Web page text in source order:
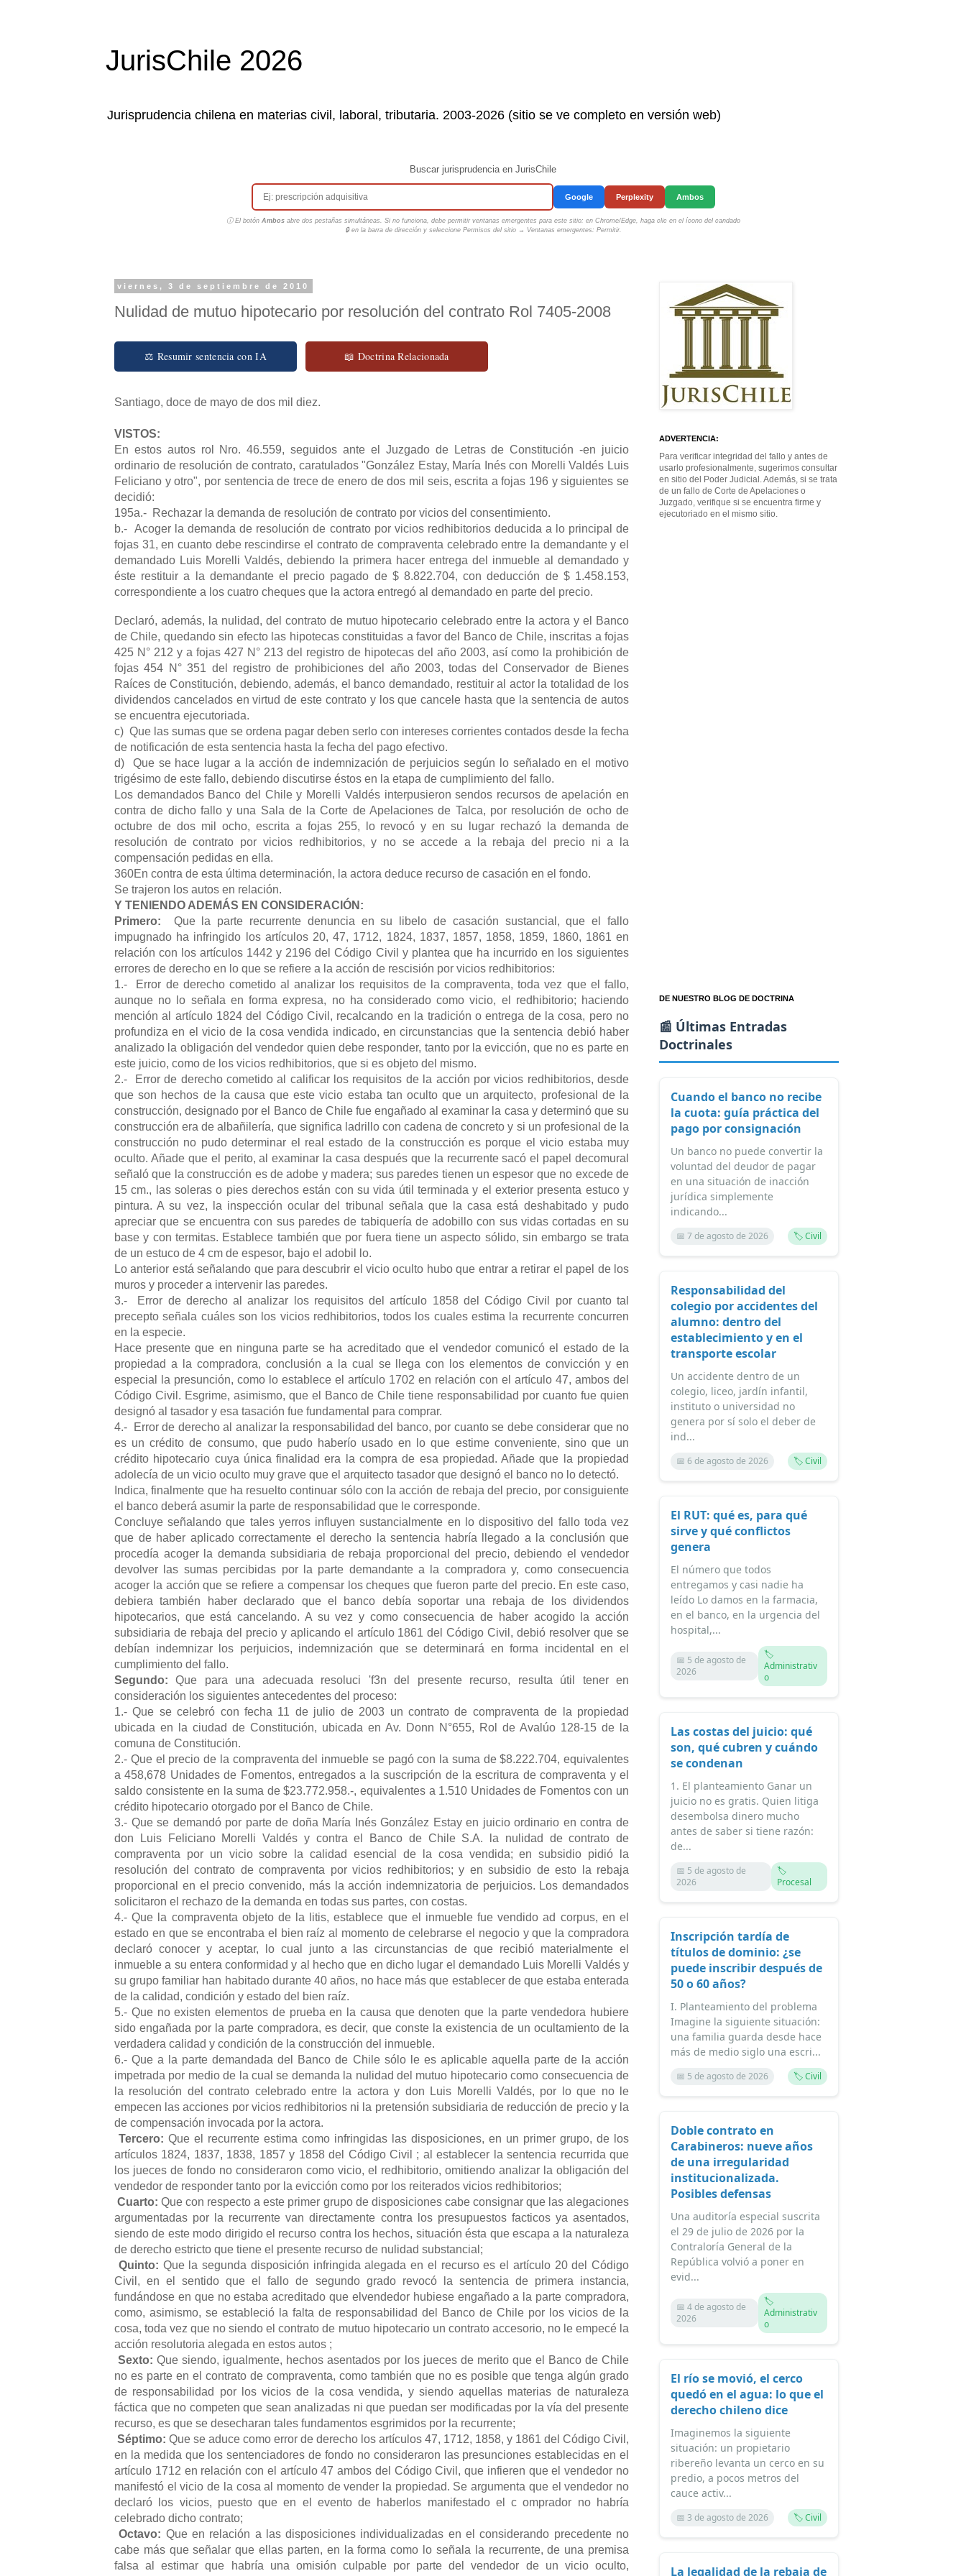
JurisChile 2026
Jurisprudencia chilena en materias civil, laboral, tributaria. 2003-2026 (sitio se ve completo en versión web)
Buscar jurisprudencia en JurisChile
Google Perplexity Ambos
ⓘ El botón Ambosabre dos pestañas simultáneas. Si no funciona, debe permitir ventanas emergentes para este sitio: en Chrome/Edge, haga clic en el ícono del candado
🔒 en la barra de dirección y seleccione Permisos del sitio → Ventanas emergentes: Permitir.
viernes, 3 de septiembre de 2010
Nulidad de mutuo hipotecario por resolución del contrato Rol 7405-2008
⚖ Resumir sentencia con IA 📖 Doctrina Relacionada
Santiago, doce de mayo de dos mil diez.
VISTOS:
En estos autos rol Nro. 46.559, seguidos ante el Juzgado de Letras de Constitución -en juicio
ordinario de resolución de contrato, caratulados "González Estay, María Inés con Morelli Valdés Luis
Feliciano y otro", por sentencia de trece de enero de dos mil seis, escrita a fojas 196 y siguientes se
decidió:
195a.- Rechazar la demanda de resolución de contrato por vicios del consentimiento.
b.- Acoger la demanda de resolución de contrato por vicios redhibitorios deducida a lo principal de
fojas 31, en cuanto debe rescindirse el contrato de compraventa celebrado entre la demandante y el
demandado Luis Morelli Valdés, debiendo la primera hacer entrega del inmueble al demandado y
éste restituir a la demandante el precio pagado de $ 8.822.704, con deducción de $ 1.458.153,
correspondiente a los cuatro cheques que la actora entregó al demandado en parte del precio.
Declaró, además, la nulidad, del contrato de mutuo hipotecario celebrado entre la actora y el Banco
de Chile, quedando sin efecto las hipotecas constituidas a favor del Banco de Chile, inscritas a fojas
425 N° 212 y a fojas 427 N° 213 del registro de hipotecas del año 2003, así como la prohibición de
fojas 454 N° 351 del registro de prohibiciones del año 2003, todas del Conservador de Bienes
Raíces de Constitución, debiendo, además, el banco demandado, restituir al actor la totalidad de los
dividendos cancelados en virtud de este contrato y los que cancele hasta que la sentencia de autos
se encuentra ejecutoriada.
c) Que las sumas que se ordena pagar deben serlo con intereses corrientes contados desde la fecha
de notificación de esta sentencia hasta la fecha del pago efectivo.
d) Que se hace lugar a la acción de indemnización de perjuicios según lo señalado en el motivo
trigésimo de este fallo, debiendo discutirse éstos en la etapa de cumplimiento del fallo.
Los demandados Banco del Chile y Morelli Valdés interpusieron sendos recursos de apelación en
contra de dicho fallo y una Sala de la Corte de Apelaciones de Talca, por resolución de ocho de
octubre de dos mil ocho, escrita a fojas 255, lo revocó y en su lugar rechazó la demanda de
resolución de contrato por vicios redhibitorios, y no se accede a la rebaja del precio ni a la
compensación pedidas en ella.
360En contra de esta última determinación, la actora deduce recurso de casación en el fondo.
Se trajeron los autos en relación.
Y TENIENDO ADEMÁS EN CONSIDERACIÓN:
Primero: Que la parte recurrente denuncia en su libelo de casación sustancial, que el fallo
impugnado ha infringido los artículos 20, 47, 1712, 1824, 1837, 1857, 1858, 1859, 1860, 1861 en
relación con los artículos 1442 y 2196 del Código Civil y plantea que ha incurrido en los siguientes
errores de derecho en lo que se refiere a la acción de rescisión por vicios redhibitorios:
1.- Error de derecho cometido al analizar los requisitos de la compraventa, toda vez que el fallo,
aunque no lo señala en forma expresa, no ha considerado como vicio, el redhibitorio; haciendo
mención al artículo 1824 del Código Civil, recalcando en la tradición o entrega de la cosa, pero no
profundiza en el vicio de la cosa vendida indicado, en circunstancias que la sentencia debió haber
analizado la obligación del vendedor quien debe responder, tanto por la evicción, que no es parte en
este juicio, como de los vicios redhibitorios, que si es objeto del mismo.
2.- Error de derecho cometido al calificar los requisitos de la acción por vicios redhibitorios, desde
que son hechos de la causa que este vicio estaba tan oculto que un arquitecto, profesional de la
construcción, designado por el Banco de Chile fue engañado al examinar la casa y determinó que su
construcción era de albañilería, que significa ladrillo con cadena de concreto y si un profesional de la
construcción no pudo determinar el real estado de la construcción es porque el vicio estaba muy
oculto. Añade que el perito, al examinar la casa después que la recurrente sacó el papel decomural
señaló que la construcción es de adobe y madera; sus paredes tienen un espesor que no excede de
15 cm., las soleras o pies derechos están con su vida útil terminada y el exterior presenta estuco y
pintura. A su vez, la inspección ocular del tribunal señala que la casa está deshabitado y pudo
apreciar que se encuentra con sus paredes de tabiquería de adobillo con sus vidas cortadas en su
base y con termitas. Establece también que por fuera tiene un aspecto sólido, sin embargo se trata
de un estuco de 4 cm de espesor, bajo el adobil lo.
Lo anterior está señalando que para descubrir el vicio oculto hubo que entrar a retirar el papel de los
muros y proceder a intervenir las paredes.
3.- Error de derecho al analizar los requisitos del artículo 1858 del Código Civil por cuanto tal
precepto señala cuáles son los vicios redhibitorios, todos los cuales estima la recurrente concurren
en la especie.
Hace presente que en ninguna parte se ha acreditado que el vendedor comunicó el estado de la
propiedad a la compradora, conclusión a la cual se llega con los elementos de convicción y en
especial la presunción, como lo establece el artículo 1702 en relación con el artículo 47, ambos del
Código Civil. Esgrime, asimismo, que el Banco de Chile tiene responsabilidad por cuanto fue quien
designó al tasador y esa tasación fue fundamental para comprar.
4.- Error de derecho al analizar la responsabilidad del banco, por cuanto se debe considerar que no
es un crédito de consumo, que pudo haberío usado en lo que estime conveniente, sino que un
crédito hipotecario cuya única finalidad era la compra de esa propiedad. Añade que la propiedad
adolecía de un vicio oculto muy grave que el arquitecto tasador que designó el banco no lo detectó.
Indica, finalmente que ha resuelto continuar sólo con la acción de rebaja del precio, por consiguiente
el banco deberá asumir la parte de responsabilidad que le corresponde.
Concluye señalando que tales yerros influyen sustancialmente en lo dispositivo del fallo toda vez
que de haber aplicado correctamente el derecho la sentencia habría llegado a la conclusión que
procedía acoger la demanda subsidiaria de rebaja proporcional del precio, debiendo el vendedor
devolver las sumas percibidas por la parte demandante a la compradora y, como consecuencia
acoger la acción que se refiere a compensar los cheques que fueron parte del precio. En este caso,
debiera también haber declarado que el banco debía soportar una rebaja de los dividendos
hipotecarios, que está cancelando. A su vez y como consecuencia de haber acogido la acción
subsidiaria de rebaja del precio y aplicando el artículo 1861 del Código Civil, debió resolver que se
debían indemnizar los perjuicios, indemnización que se determinará en forma incidental en el
cumplimiento del fallo.
Segundo: Que para una adecuada resoluci 'f3n del presente recurso, resulta útil tener en
consideración los siguientes antecedentes del proceso:
1.- Que se celebró con fecha 11 de julio de 2003 un contrato de compraventa de la propiedad
ubicada en la ciudad de Constitución, ubicada en Av. Donn N°655, Rol de Avalúo 128-15 de la
comuna de Constitución.
2.- Que el precio de la compraventa del inmueble se pagó con la suma de $8.222.704, equivalentes
a 458,678 Unidades de Fomentos, entregados a la suscripción de la escritura de compraventa y el
saldo consistente en la suma de $23.772.958.-, equivalentes a 1.510 Unidades de Fomentos con un
crédito hipotecario otorgado por el Banco de Chile.
3.- Que se demandó por parte de doña María Inés González Estay en juicio ordinario en contra de
don Luis Feliciano Morelli Valdés y contra el Banco de Chile S.A. la nulidad de contrato de
compraventa por un vicio sobre la calidad esencial de la cosa vendida; en subsidio pidió la
resolución del contrato de compraventa por vicios redhibitorios; y en subsidio de esto la rebaja
proporcional en el precio convenido, más la acción indemnizatoria de perjuicios. Los demandados
solicitaron el rechazo de la demanda en todas sus partes, con costas.
4.- Que la compraventa objeto de la litis, establece que el inmueble fue vendido ad corpus, en el
estado en que se encontraba el bien raíz al momento de celebrarse el negocio y que la compradora
declaró conocer y aceptar, lo cual junto a las circunstancias de que recibió materialmente el
inmueble a su entera conformidad y al hecho que en dicho lugar el demandado Luis Morelli Valdés y
su grupo familiar han habitado durante 40 años, no hace más que establecer de que estaba enterada
de la calidad, condición y estado del bien raíz.
5.- Que no existen elementos de prueba en la causa que denoten que la parte vendedora hubiere
sido engañada por la parte compradora, es decir, que conste la existencia de un ocultamiento de la
verdadera calidad y condición de la construcción del inmueble.
6.- Que a la parte demandada del Banco de Chile sólo le es aplicable aquella parte de la acción
impetrada por medio de la cual se demanda la nulidad del mutuo hipotecario como consecuencia de
la resolución del contrato celebrado entre la actora y don Luis Morelli Valdés, por lo que no le
empecen las acciones por vicios redhibitorios ni la pretensión subsidiaria de reducción de precio y la
de compensación invocada por la actora.
Tercero: Que el recurrente estima como infringidas las disposiciones, en un primer grupo, de los
artículos 1824, 1837, 1838, 1857 y 1858 del Código Civil ; al establecer la sentencia recurrida que
los jueces de fondo no consideraron como vicio, el redhibitorio, omitiendo analizar la obligación del
vendedor de responder tanto por la evicción como por los reiterados vicios redhibitorios;
Cuarto: Que con respecto a este primer grupo de disposiciones cabe consignar que las alegaciones
argumentadas por la recurrente van directamente contra los presupuestos facticos ya asentados,
siendo de este modo dirigido el recurso contra los hechos, situación ésta que escapa a la naturaleza
de derecho estricto que tiene el presente recurso de nulidad substancial;
Quinto: Que la segunda disposición infringida alegada en el recurso es el artículo 20 del Código
Civil, en el sentido que el fallo de segundo grado revocó la sentencia de primera instancia,
fundándose en que no estaba acreditado que elvendedor hubiese engañado a la parte compradora,
como, asimismo, se estableció la falta de responsabilidad del Banco de Chile por los vicios de la
cosa, toda vez que no siendo el contrato de mutuo hipotecario un contrato accesorio, no le empecé la
acción resolutoria alegada en estos autos ;
Sexto: Que siendo, igualmente, hechos asentados por los jueces de merito que el Banco de Chile
no es parte en el contrato de compraventa, como también que no es posible que tenga algún grado
de responsabilidad por los vicios de la cosa vendida, y siendo aquellas materias de naturaleza
fáctica que no competen que sean analizadas ni que puedan ser modificadas por la vía del presente
recurso, es que se desecharan tales fundamentos esgrimidos por la recurrente;
Séptimo: Que se aduce como error de derecho los artículos 47, 1712, 1858, y 1861 del Código Civil,
en la medida que los sentenciadores de fondo no consideraron las presunciones establecidas en el
artículo 1712 en relación con el artículo 47 ambos del Código Civil, que infieren que el vendedor no
manifestó el vicio de la cosa al momento de vender la propiedad. Se argumenta que el vendedor no
declaró los vicios, puesto que en el evento de haberlos manifestado el c omprador no habría
celebrado dicho contrato;
Octavo: Que en relación a las disposiciones individualizadas en el considerando precedente no
cabe más que señalar que ellas parten, en la forma como lo señala la recurrente, de una premisa
falsa al estimar que habría una omisión culpable por parte del vendedor de un vicio oculto,
ADVERTENCIA:
Para verificar integridad del fallo y antes de
usarlo profesionalmente, sugerimos consultar
en sitio del Poder Judicial. Además, si se trata
de un fallo de Corte de Apelaciones o
Juzgado, verifique si se encuentra firme y
ejecutoriado en el mismo sitio.
DE NUESTRO BLOG DE DOCTRINA
📰 Últimas Entradas
Doctrinales
Cuando el banco no recibe
la cuota: guía práctica del
pago por consignación
Un banco no puede convertir la
voluntad del deudor de pagar
en una situación de inacción
jurídica simplemente
indicando...
📅 7 de agosto de 2026 🏷️ Civil
Responsabilidad del
colegio por accidentes del
alumno: dentro del
establecimiento y en el
transporte escolar
Un accidente dentro de un
colegio, liceo, jardín infantil,
instituto o universidad no
genera por sí solo el deber de
ind...
📅 6 de agosto de 2026 🏷️ Civil
El RUT: qué es, para qué
sirve y qué conflictos
genera
El número que todos
entregamos y casi nadie ha
leído Lo damos en la farmacia,
en el banco, en la urgencia del
hospital,...
📅 5 de agosto de
2026
🏷️
Administrativ
o
Las costas del juicio: qué
son, qué cubren y cuándo
se condenan
1. El planteamiento Ganar un
juicio no es gratis. Quien litiga
desembolsa dinero mucho
antes de saber si tiene razón:
de...
📅 5 de agosto de
2026
🏷️
Procesal
Inscripción tardía de
títulos de dominio: ¿se
puede inscribir después de
50 o 60 años?
I. Planteamiento del problema
Imagine la siguiente situación:
una familia guarda desde hace
más de medio siglo una escri...
📅 5 de agosto de 2026 🏷️ Civil
Doble contrato en
Carabineros: nueve años
de una irregularidad
institucionalizada.
Posibles defensas
Una auditoría especial suscrita
el 29 de julio de 2026 por la
Contraloría General de la
República volvió a poner en
evid...
📅 4 de agosto de
2026
🏷️
Administrativ
o
El río se movió, el cerco
quedó en el agua: lo que el
derecho chileno dice
Imaginemos la siguiente
situación: un propietario
ribereño levanta un cerco en su
predio, a pocos metros del
cauce activ...
📅 3 de agosto de 2026 🏷️ Civil
La legalidad de la rebaja de